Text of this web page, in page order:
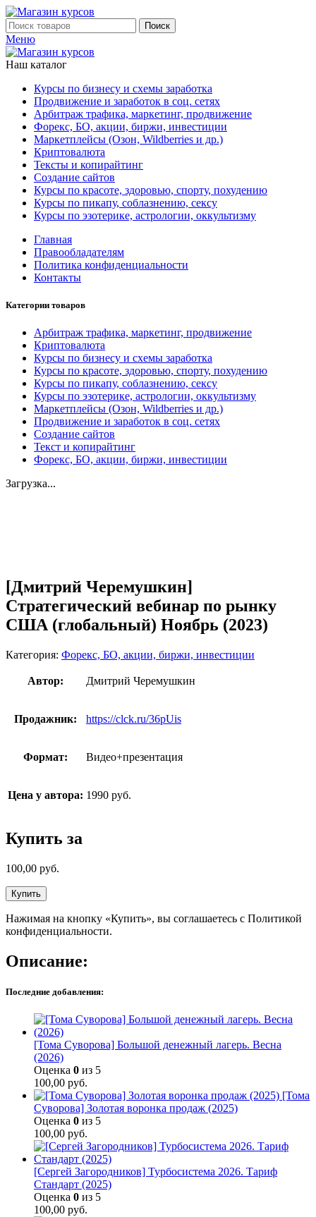
Поиск
Меню
Наш каталог
Курсы по бизнесу и схемы заработка
Продвижение и заработок в соц. сетях
Арбитраж трафика, маркетинг, продвижение
Форекс, БО, акции, биржи, инвестиции
Маркетплейсы (Озон, Wildberries и др.)
Криптовалюта
Тексты и копирайтинг
Создание сайтов
Курсы по красоте, здоровью, спорту, похудению
Курсы по пикапу, соблазнению, сексу
Курсы по эзотерике, астрологии, оккультизму
Главная
Правообладателям
Политика конфиденциальности
Контакты
Категории товаров
Арбитраж трафика, маркетинг, продвижение
Криптовалюта
Курсы по бизнесу и схемы заработка
Курсы по красоте, здоровью, спорту, похудению
Курсы по пикапу, соблазнению, сексу
Курсы по эзотерике, астрологии, оккультизму
Маркетплейсы (Озон, Wildberries и др.)
Продвижение и заработок в соц. сетях
Создание сайтов
Текст и копирайтинг
Форекс, БО, акции, биржи, инвестиции
Загрузка...
[Дмитрий Черемушкин]
Стратегический вебинар по рынку
США (глобальный) Ноябрь (2023)
Категория: Форекс, БО, акции, биржи, инвестиции
Автор: Дмитрий Черемушкин
Продажник: https://clck.ru/36pUis
Формат: Видео+презентация
Цена у автора: 1990 руб.
Купить за
100,00 руб.
Купить
Нажимая на кнопку «Купить», вы соглашаетесь с Политикой
конфиденциальности.
Описание:
Последние добавления:
[Тома Суворова] Большой денежный лагерь. Весна
(2026)
Оценка 0 из 5
100,00 руб.
[Тома
Суворова] Золотая воронка продаж (2025)
Оценка 0 из 5
100,00 руб.
[Сергей Загородников] Турбосистема 2026. Тариф
Стандарт (2025)
Оценка 0 из 5
100,00 руб.